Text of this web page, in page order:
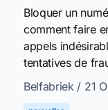
Bloquer un
comment faire
appels
tentatives de
Belfabriek / 21